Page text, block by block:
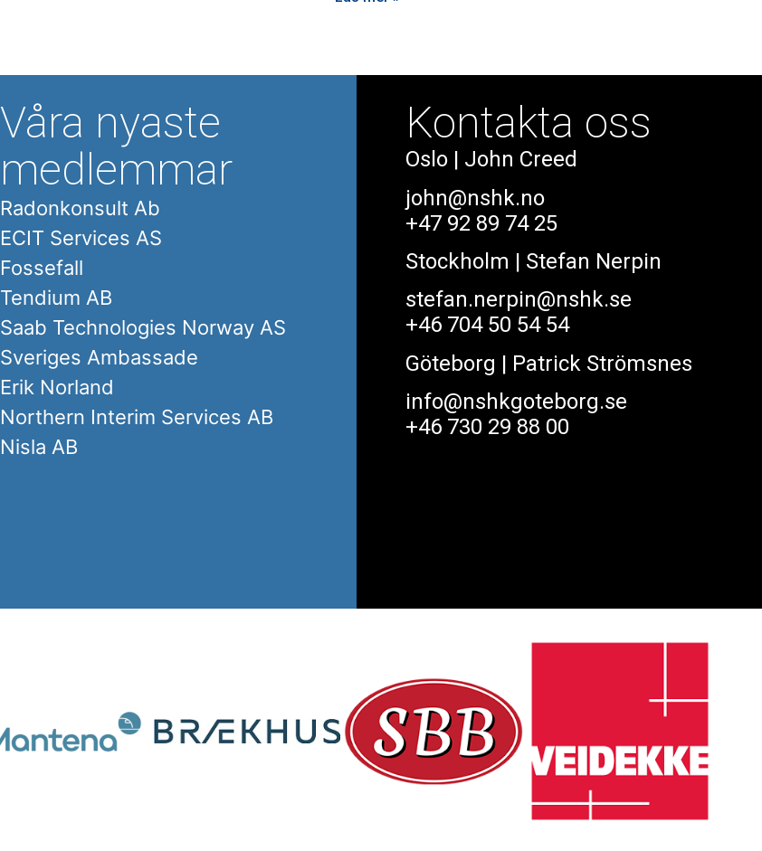
Våra nyaste
medlemmar
Radonkonsult Ab
ECIT Services AS
Fossefall
Tendium AB
Saab Technologies Norway AS
Sveriges Ambassade
Erik Norland
Northern Interim Services AB
Nisla AB
Kontakta oss
Oslo| John Creed
john@nshk.no
+47 92 89 74 25
Stockholm | Stefan Nerpin
stefan.nerpin@nshk.se
+46 704 50 54 54
Göteborg | Patrick Strömsnes
info@nshkgoteborg.se
+46 730 29 88 00